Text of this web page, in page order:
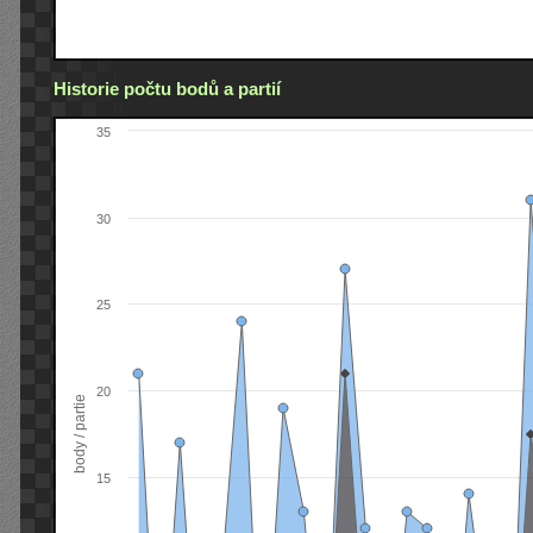
Historie počtu bodů a partií
body / partie
15
20
25
30
35